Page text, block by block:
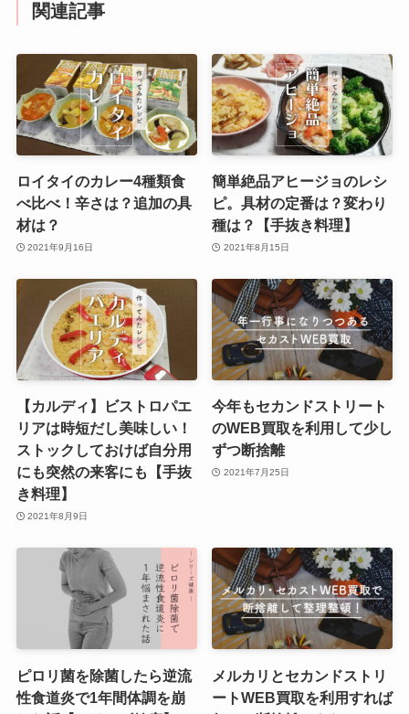
関連記事
ロイタイのカレー4種類食
べ比べ！辛さは？追加の具
材は？
2021年9月16日
簡単絶品アヒージョのレシ
ピ。具材の定番は？変わり
種は？【手抜き料理】
2021年8月15日
【カルディ】ビストロパエ
リアは時短だし美味しい！
ストックしておけば自分用
にも突然の来客にも【手抜
き料理】
2021年8月9日
今年もセカンドストリート
のWEB買取を利用して少し
ずつ断捨離
2021年7月25日
ピロリ菌を除菌したら逆流
性食道炎で1年間体調を崩
メルカリとセカンドストリ
ートWEB買取を利用すれば